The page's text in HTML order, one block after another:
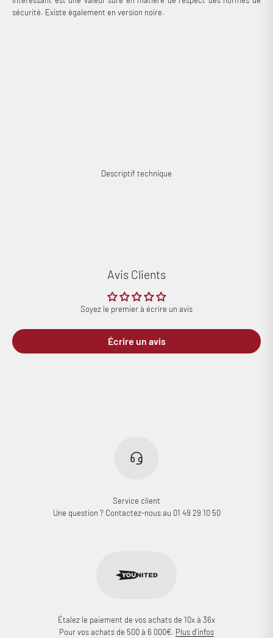
sécurité. Existe également en version noire.
Descriptif technique
Avis Clients
Soyez le premier à écrire un avis
Écrire un avis
Service client
Une question ? Contactez-nous au 01 49 29 10 50
Étalez le paiement de vos achats de 10x à 36x
Pour vos achats de 500 à 6 000€. Plus d'infos
Se connecter